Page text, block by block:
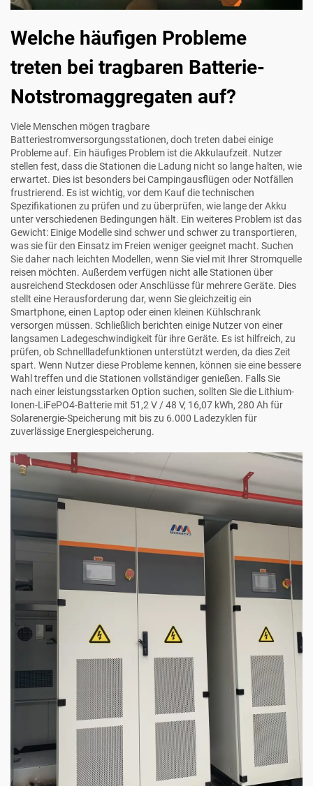
Welche häufigen Probleme
treten bei tragbaren Batterie-
Notstromaggregaten auf?
Viele Menschen mögen tragbare
Batteriestromversorgungsstationen, doch treten dabei einige
Probleme auf. Ein häufiges Problem ist die Akkulaufzeit. Nutzer
stellen fest, dass die Stationen die Ladung nicht so lange halten, wie
erwartet. Dies ist besonders bei Campingausflügen oder Notfällen
frustrierend. Es ist wichtig, vor dem Kauf die technischen
Spezifikationen zu prüfen und zu überprüfen, wie lange der Akku
unter verschiedenen Bedingungen hält. Ein weiteres Problem ist das
Gewicht: Einige Modelle sind schwer und schwer zu transportieren,
was sie für den Einsatz im Freien weniger geeignet macht. Suchen
Sie daher nach leichten Modellen, wenn Sie viel mit Ihrer Stromquelle
reisen möchten. Außerdem verfügen nicht alle Stationen über
ausreichend Steckdosen oder Anschlüsse für mehrere Geräte. Dies
stellt eine Herausforderung dar, wenn Sie gleichzeitig ein
Smartphone, einen Laptop oder einen kleinen Kühlschrank
versorgen müssen. Schließlich berichten einige Nutzer von einer
langsamen Ladegeschwindigkeit für ihre Geräte. Es ist hilfreich, zu
prüfen, ob Schnellladefunktionen unterstützt werden, da dies Zeit
spart. Wenn Nutzer diese Probleme kennen, können sie eine bessere
Wahl treffen und die Stationen vollständiger genießen. Falls Sie
nach einer leistungsstarken Option suchen, sollten Sie die Lithium-
Ionen-LiFePO4-Batterie mit 51,2 V / 48 V, 16,07 kWh, 280 Ah für
Solarenergie-Speicherung mit bis zu 6.000 Ladezyklen für
zuverlässige Energiespeicherung.